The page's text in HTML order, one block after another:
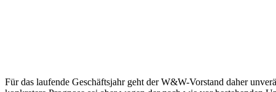
Für das laufende Geschäftsjahr geht der W&W-Vorstand daher